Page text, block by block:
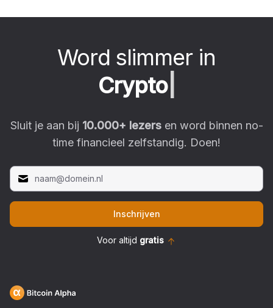
Word slimmer in
Crypto
Sluit je aan bij 10.000+ lezersen word binnen no-
time financieel zelfstandig. Doen!
Inschrijven
Voor altijd gratis